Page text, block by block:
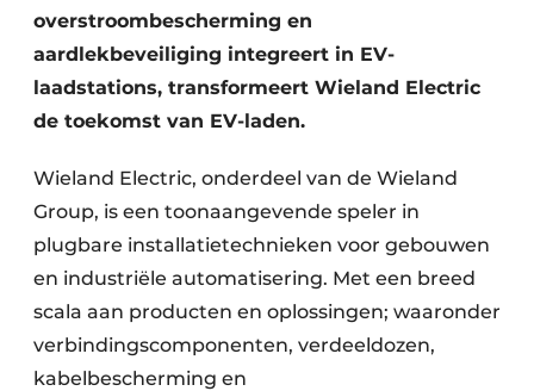
overstroombescherming en
aardlekbeveiliging integreert in EV-
laadstations, transformeert Wieland Electric
de toekomst van EV-laden.
Wieland Electric, onderdeel van de Wieland
Group, is een toonaangevende speler in
plugbare installatietechnieken voor gebouwen
en industriële automatisering. Met een breed
scala aan producten en oplossingen; waaronder
verbindingscomponenten, verdeeldozen,
kabelbescherming en